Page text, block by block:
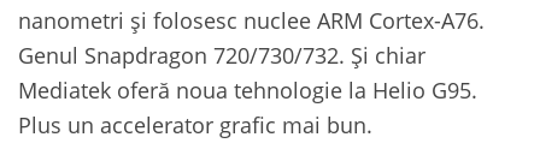
nanometri și folosesc nuclee ARM Cortex-A76.
Genul Snapdragon 720/730/732. Și chiar
Mediatek oferă noua tehnologie la Helio G95.
Plus un accelerator grafic mai bun.